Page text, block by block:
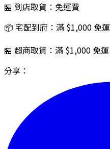
🏪 到店取貨：免運費
📦 宅配到府：滿 $1,000 免運
🏪 超商取貨：滿 $1,000 免運
分享：